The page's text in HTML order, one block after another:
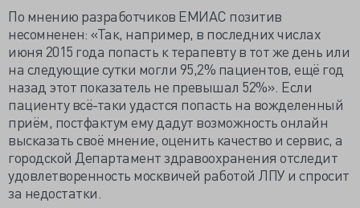
По мнению разработчиков ЕМИАС позитив
несомненен: «Так, например, в последних числах
июня 2015 года попасть к терапевту в тот же день или
на следующие сутки могли 95,2% пациентов, ещё год
назад этот показатель не превышал 52%». Если
пациенту всё-таки удастся попасть на вожделенный
приём, постфактум ему дадут возможность онлайн
высказать своё мнение, оценить качество и сервис, а
городской Департамент здравоохранения отследит
удовлетворенность москвичей работой ЛПУ и спросит
за недостатки.